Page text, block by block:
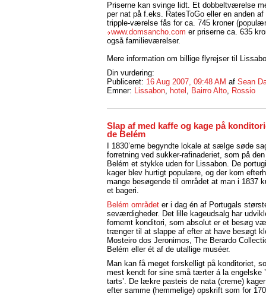
Priserne kan svinge lidt. Et dobbeltværelse
per nat på f.eks. RatesToGo eller en anden
tripple-værelse fås for ca. 745 kroner
www.domsancho.com er priserne ca. 635
også familieværelser.
Mere information om billige flyrejser til
Din vurdering:
Publiceret: 16 Aug 2007, 09:48 AM af Sean
Emner: Lissabon, hotel , Bairro Alto, Rossio
Slap af med kaffe og kage på
de Belém
I 1830’erne begyndte lokale at sælge søde
forretning ved sukker-rafinaderiet, som på
Belém et stykke uden for Lissabon. De
kager blev hurtigt populære, og der kom
mange besøgende til området at man i 1837
et bageri.
Belém området er i dag én af Portugals
seværdigheder. Det lille kageudsalg har
fornemt konditori, som absolut er et besøg
trænger til at slappe af efter at have besøgt
Mosteiro dos Jeronimos, The Berardo
Belém eller ét af de utallige muséer.
Man kan få meget forskelligt på konditoriet,
mest kendt for sine små tærter á la engelske
tarts’. De lækre pasteis de nata (creme)
efter samme (hemmelige) opskrift som for